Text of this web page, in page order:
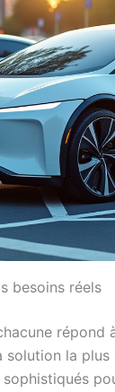
besoins réels
répond
la